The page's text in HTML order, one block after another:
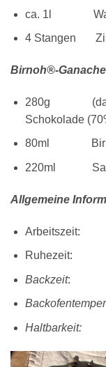
ca. 1l
4 Stangen
Birnoh®-
280g (davon
Schokolade
80ml
220ml
Allgemeine
Backzeit: 35
Haltbarkeit: